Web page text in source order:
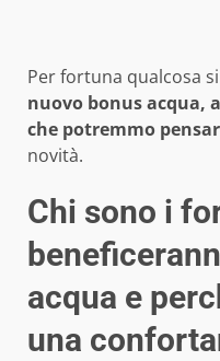
Per fortuna qualcosa
nuovo bonus acqua,
che potremmo
novità.
Chi sono i
acqua e
una